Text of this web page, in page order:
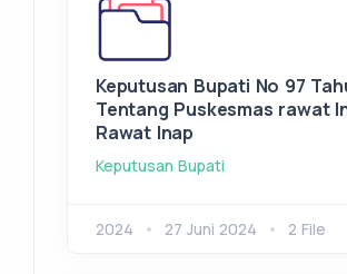
Keputusan Bupati No 97
Tentang Puskesmas rawat
Rawat Inap
Keputusan Bupati
2024 27 Juni 2024 2 File